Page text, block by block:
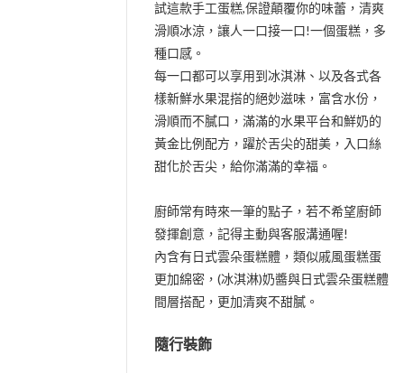
試這款手工蛋糕,保證顛覆你的味蕾，清爽
滑順冰涼，讓人一口接一口!一個蛋糕，多
種口感。
每一口都可以享用到冰淇淋、以及各式各
樣新鮮水果混搭的絕妙滋味，富含水份，
滑順而不膩口，滿滿的水果平台和鮮奶的
黃金比例配方，躍於舌尖的甜美，入口絲
甜化於舌尖，給你滿滿的幸福。
廚師常有時來一筆的點子，若不希望廚師
發揮創意，記得主動與客服溝通喔!
內含有日式雲朵蛋糕體，類似戚風蛋糕蛋
更加綿密，(冰淇淋)奶醬與日式雲朵蛋糕體
間層搭配，更加清爽不甜膩。
隨行裝飾